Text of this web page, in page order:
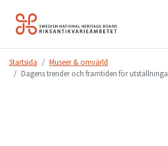
Hoppa
till
Startsida
Museer & omvärld
Dagens trender och framtiden för